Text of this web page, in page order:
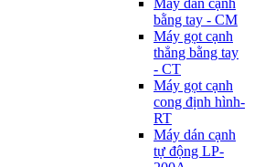
Máy dán cạnh
bằng tay - CM
Máy gọt cạnh
thẳng bằng tay
- CT
Máy gọt cạnh
cong định hình-
RT
Máy dán cạnh
tự động LP-